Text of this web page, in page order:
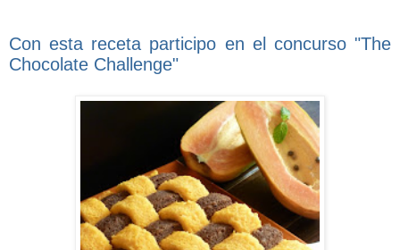
Con esta receta participo en el concurso "The
Chocolate Challenge"